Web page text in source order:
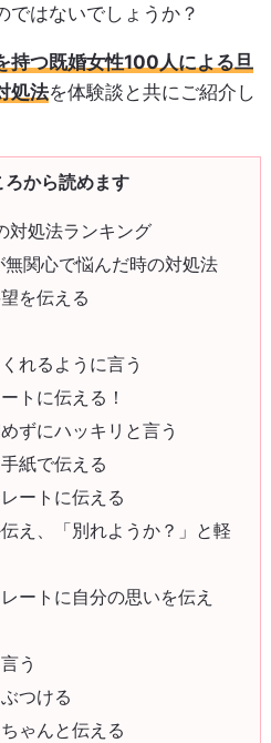
ではないでしょうか？
持つ既婚女性100人による旦
処法を体験談と共にご紹介し
から読めます
対処法ランキング
関心で悩んだ時の対処法
を伝える
れるように言う
トに伝える！
ずにハッキリと言う
紙で伝える
ートに伝える
え、「別れようか？」と軽
ートに自分の思いを伝え
う
つける
ゃんと伝える